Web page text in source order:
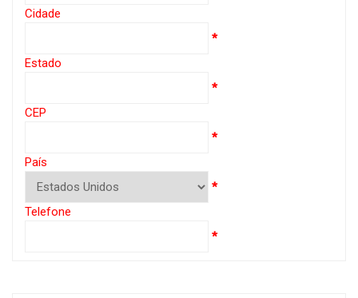
Cidade
*
Estado
*
CEP
*
País
*
Telefone
*